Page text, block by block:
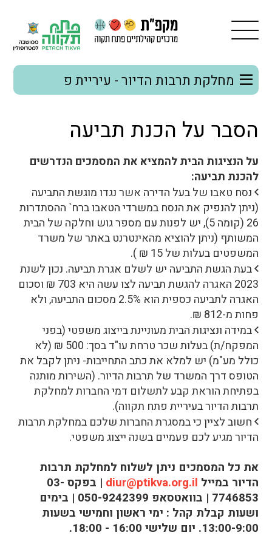
מחלקת תרבות הדיור - עיריית פ
הסבר על הכנת תביעה
על הנציגות הבית להמציא את המסמכים הנדרשים
להכנת תביעה:
נסח טאבו של בעל הדירה אשר נגדו מוגשת התביעה
(ניתן להנפיק את הנסח במשרדי הטאבו ברח` ההסתדרות
26 (קומה 5), יש לפנות עם מספר גוש וחלקה של הבית
המשותף (ניתן להוציא מהאינטרנט באתר של משרד
המשפטים בעלות של 15 ₪ ).
בעת הגשת התביעה יש לשלם אגרת תביעה. נכון לשנת
2023 האגרה להגשת תביעה לצו עשה היא 703 ₪ וסכום
האגרה לתביעה כספית הוא 2.5% מסכום התביעה, ולא
פחות מ-812 ₪.
במידה ונציגות הבית מעוניינת בייצוג משפטי (בפני
המפקח/ת) בעלות שכר טרחת עו"ד בסך: 500 ₪ (לא
כולל מע"מ) יש למלא את כתב התחייבות- ניתן לקבל את
הטופס דרך המשרד של תרבות הדיור. (השירות מותנה
בפתיחת הוראת קבע לתשלום דמי החברות למחלקת
תרבות הדיור בעיריית פתח תקווה).
חשוב לציין כי במסגרת החברות שלכם במחלקת תרבות
הדיור מגיע לכם פעמיים בשנה ייצוג משפטי.
את כל המסמכים ניתן לשלוח למחלקת תרבות
הדיור במייל diur@ptikva.org.il
| בפקס 03-
7746853 | בוואטסאפ 050-9242399 | בימים
ושעות קבלת קהל : ימי ראשון וחמישי בשעות
13:00-9:00. יום שלישי 16:00 - 18:00.